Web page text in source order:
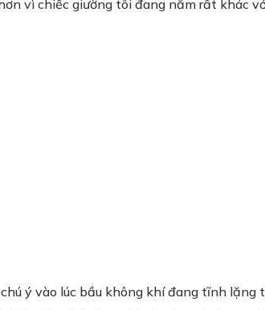
vì chiếc giường tôi đang nằm rất khác
ý vào lúc bầu không khí đang tĩnh lặng